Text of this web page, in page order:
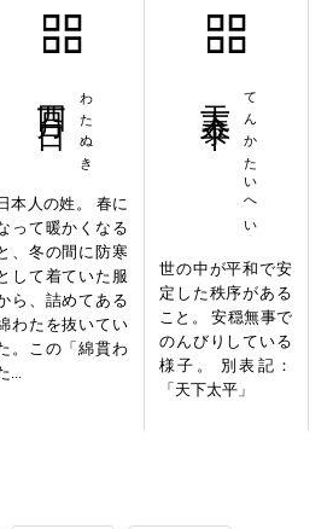
わたぬき
本人の姓。 春に
って暖かくなる
、冬の間に防寒
して着ていた服
ら、詰めてある
わたを抜いてい
。この「綿貫わ
...
てんかたいへい
世の中が平和で安
定した秩序がある
こと。 安穏無事で
のんびりしている
様子。 別表記：
「天下太平」